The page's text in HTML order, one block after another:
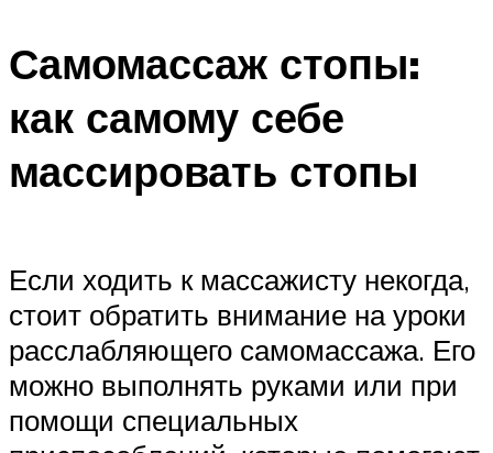
Самомассаж стопы:
как самому себе
массировать стопы
Если ходить к массажисту некогда,
стоит обратить внимание на уроки
расслабляющего самомассажа. Его
можно выполнять руками или при
помощи специальных